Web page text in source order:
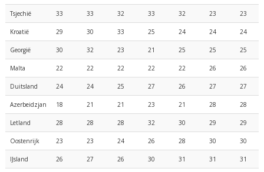
Tsjechië 33 33 32 33 32 23 23
Kroatië 29 30 33 25 24 24 24
Georgië 30 32 23 21 25 25 25
Malta 22 22 22 22 22 26 26
Duitsland 24 24 25 27 26 27 27
Azerbeidzjan 18 21 21 23 21 28 28
Letland 28 28 28 32 30 29 29
Oostenrijk 23 23 24 26 28 30 30
IJsland 26 27 26 30 31 31 31